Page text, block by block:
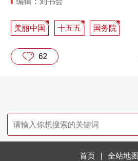
美丽中国 十五五 国务院
62
首页 全站地图